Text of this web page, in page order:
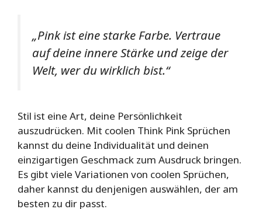
„Pink ist eine starke Farbe. Vertraue
auf deine innere Stärke und zeige der
Welt, wer du wirklich bist.“
Stil ist eine Art, deine Persönlichkeit
auszudrücken. Mit coolen Think Pink Sprüchen
kannst du deine Individualität und deinen
einzigartigen Geschmack zum Ausdruck bringen.
Es gibt viele Variationen von coolen Sprüchen,
daher kannst du denjenigen auswählen, der am
besten zu dir passt.